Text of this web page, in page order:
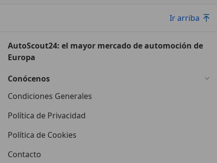
Ir arriba
AutoScout24: el mayor mercado de automoción de
Europa
Conócenos
Condiciones Generales
Política de Privacidad
Política de Cookies
Contacto